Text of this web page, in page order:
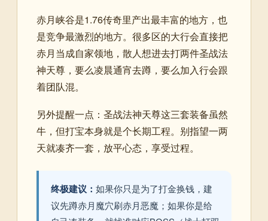
赤月峡谷是1.76传奇里产出最丰富的地方，也
是竞争最激烈的地方。很多区的大行会直接把
赤月当成自家领地，散人想进去打两件圣战法
神天尊，要么凌晨通宵去蹲，要么加入行会跟
着团队混。
另外提醒一点：圣战法神天尊这三套装备虽然
牛，但打宝本身就是个长期工程。别指望一两
天就凑齐一套，放平心态，享受过程。
终极建议： 如果你只是为了打金换钱，建
议先蹲赤月魔穴刷赤月恶魔；如果你是给